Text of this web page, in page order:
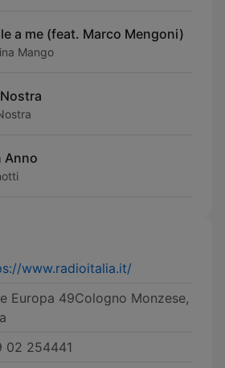
a me (feat. Marco Mengoni)
Mango
Anno
www.radioitalia.it/
Europa 49Cologno Monzese,
02 254441